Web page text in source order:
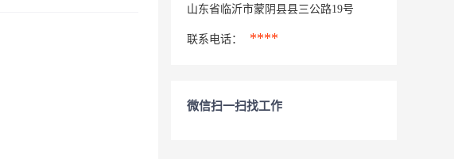
山东省临沂市蒙阴县县三公路19号
联系电话： ****
微信扫一扫找工作